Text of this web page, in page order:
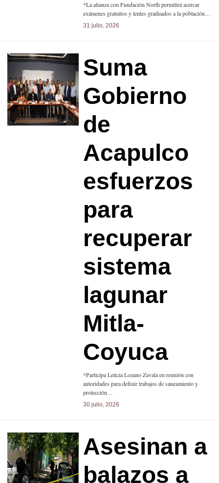
*La alianza con Fundación North permitirá acercar
exámenes gratuitos y lentes graduados a la población…
31 julio, 2026
Suma
Gobierno
de
Acapulco
esfuerzos
para
recuperar
sistema
lagunar
Mitla-
Coyuca
*Participa Leticia Lozano Zavala en reunión con
autoridades para definir trabajos de saneamiento y
protección…
30 julio, 2026
Asesinan a
balazos a